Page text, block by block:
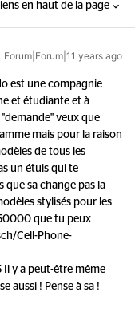
en haut de la page
Forum|Forum|11 years ago
est une compagnie
et étudiante et à
veux que
mais pour la raison
de tous les
un étuis qui te
que sa change pas la
stylisés pour les
que tu peux
Cell-Phone-
Il y a peut-être même
aussi ! Pense à sa !